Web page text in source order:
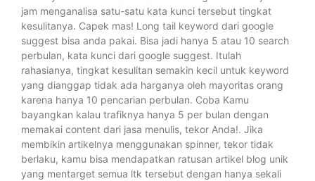
jam menganalisa satu-satu kata kunci tersebut tingkat
kesulitanya. Capek mas! Long tail keyword dari google
suggest bisa anda pakai. Bisa jadi hanya 5 atau 10 search
perbulan, kata kunci dari google suggest. Itulah
rahasianya, tingkat kesulitan semakin kecil untuk keyword
yang dianggap tidak ada harganya oleh mayoritas orang
karena hanya 10 pencarian perbulan. Coba Kamu
bayangkan kalau trafiknya hanya 5 per bulan dengan
memakai content dari jasa menulis, tekor Anda!. Jika
membikin artikelnya menggunakan spinner, tekor tidak
berlaku, kamu bisa mendapatkan ratusan artikel blog unik
yang mentarget semua ltk tersebut dengan hanya sekali